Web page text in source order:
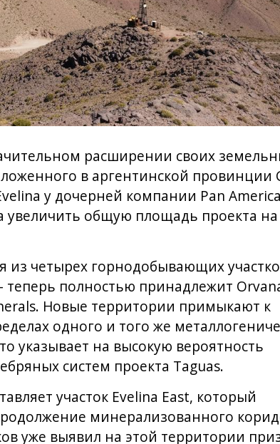
расширении своих
в аргентинской провинции
у дочерней компании Pan
общую площадь проекта на
из четырех горнодобывающих
теперь полностью принадлежит
Новые территории примыкают к
одного и того же
указывает на высокую вероятность
систем проекта Taguas.
участок Evelina East, который
минерализованного
уже выявил на этой территории